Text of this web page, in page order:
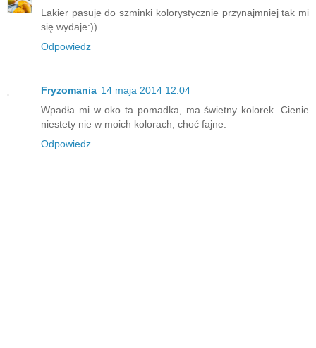
Lakier pasuje do szminki kolorystycznie przynajmniej tak mi
się wydaje:))
Odpowiedz
Fryzomania 14 maja 2014 12:04
Wpadła mi w oko ta pomadka, ma świetny kolorek. Cienie
niestety nie w moich kolorach, choć fajne.
Odpowiedz